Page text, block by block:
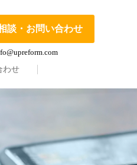
談・お問い合わせ
わせ